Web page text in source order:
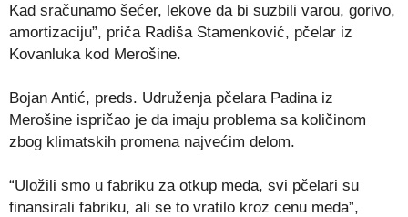
Kad sračunamo šećer, lekove da bi suzbili varou, gorivo,
amortizaciju”, priča Radiša Stamenković, pčelar iz
Kovanluka kod Merošine.
Bojan Antić, preds. Udruženja pčelara Padina iz
Merošine ispričao je da imaju problema sa količinom
zbog klimatskih promena najvećim delom.
“Uložili smo u fabriku za otkup meda, svi pčelari su
finansirali fabriku, ali se to vratilo kroz cenu meda”,